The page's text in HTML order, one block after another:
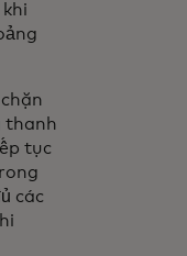
thanh
tục
các